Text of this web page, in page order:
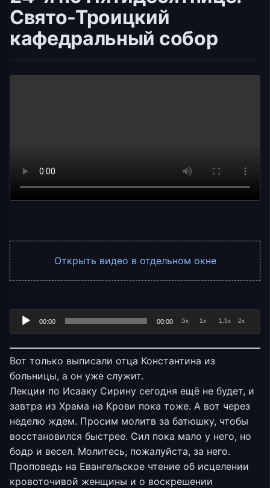
Свято-Троицкий
кафедральный собор
Открыть видео в отдельном окне
00:00 00:00 .5x 1x 1.5x 2x
Вот только выписали отца Константина из
больницы, а он уже служит.
Лекции по Исааку Сирину сегодня ещё не будет, и
завтра из Храма на Крови пока тоже. А вот через
неделю ждем. Просим молитв за батюшку, чтобы
восстановился быстрее. Сил пока мало у него, но
бодр и весел. Молитесь, пожалуйста, за него.
Проповедь на Евангельское чтение об исцелении
кровоточивой женщины и о воскрешении